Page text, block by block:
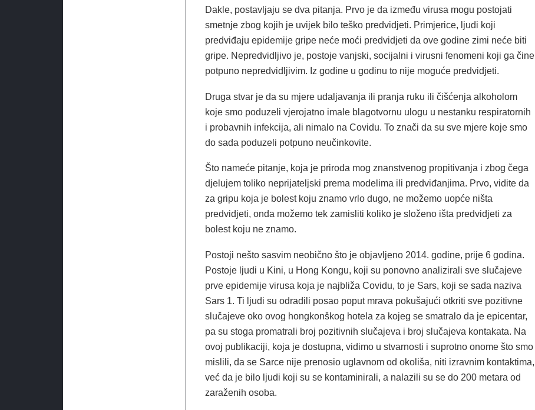
Dakle, postavljaju se dva pitanja. Prvo je da između virusa mogu postojati
smetnje zbog kojih je uvijek bilo teško predvidjeti. Primjerice, ljudi koji
predviđaju epidemije gripe neće moći predvidjeti da ove godine zimi neće biti
gripe. Nepredvidljivo je, postoje vanjski, socijalni i virusni fenomeni koji ga čine
potpuno nepredvidljivim. Iz godine u godinu to nije moguće predvidjeti.
Druga stvar je da su mjere udaljavanja ili pranja ruku ili čišćenja alkoholom
koje smo poduzeli vjerojatno imale blagotvornu ulogu u nestanku respiratornih
i probavnih infekcija, ali nimalo na Covidu. To znači da su sve mjere koje smo
do sada poduzeli potpuno neučinkovite.
Što nameće pitanje, koja je priroda mog znanstvenog propitivanja i zbog čega
djelujem toliko neprijateljski prema modelima ili predviđanjima. Prvo, vidite da
za gripu koja je bolest koju znamo vrlo dugo, ne možemo uopće ništa
predvidjeti, onda možemo tek zamisliti koliko je složeno išta predvidjeti za
bolest koju ne znamo.
Postoji nešto sasvim neobično što je objavljeno 2014. godine, prije 6 godina.
Postoje ljudi u Kini, u Hong Kongu, koji su ponovno analizirali sve slučajeve
prve epidemije virusa koja je najbliža Covidu, to je Sars, koji se sada naziva
Sars 1. Ti ljudi su odradili posao poput mrava pokušajući otkriti sve pozitivne
slučajeve oko ovog hongkonškog hotela za kojeg se smatralo da je epicentar,
pa su stoga promatrali broj pozitivnih slučajeva i broj slučajeva kontakata. Na
ovoj publikaciji, koja je dostupna, vidimo u stvarnosti i suprotno onome što smo
mislili, da se Sarce nije prenosio uglavnom od okoliša, niti izravnim kontaktima,
već da je bilo ljudi koji su se kontaminirali, a nalazili su se do 200 metara od
zaraženih osoba.